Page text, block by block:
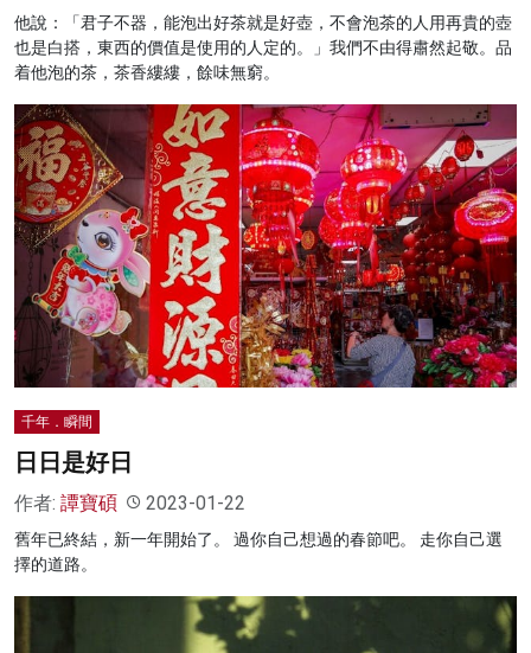
他說：「君子不器，能泡出好茶就是好壺，不會泡茶的人用再貴的壺
也是白搭，東西的價值是使用的人定的。」我們不由得肅然起敬。品
着他泡的茶，茶香縷縷，餘味無窮。
千年．瞬間
日日是好日
作者: 譚寶碩 2023-01-22
舊年已終結，新一年開始了。 過你自己想過的春節吧。 走你自己選
擇的道路。